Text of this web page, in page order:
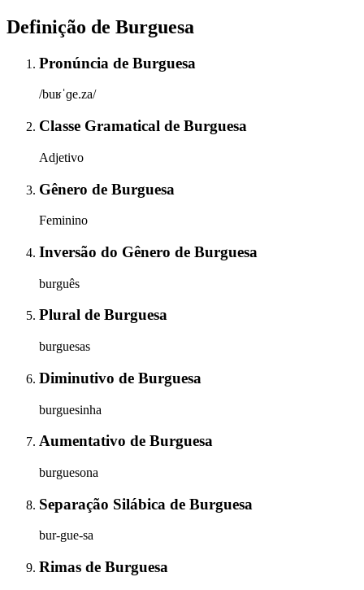
Definição de Burguesa
Pronúncia de Burguesa
/buʁˈɡe.za/
Classe Gramatical de Burguesa
Adjetivo
Gênero de Burguesa
Feminino
Inversão do Gênero de Burguesa
burguês
Plural de Burguesa
burguesas
Diminutivo de Burguesa
burguesinha
Aumentativo de Burguesa
burguesona
Separação Silábica de Burguesa
bur-gue-sa
Rimas de Burguesa